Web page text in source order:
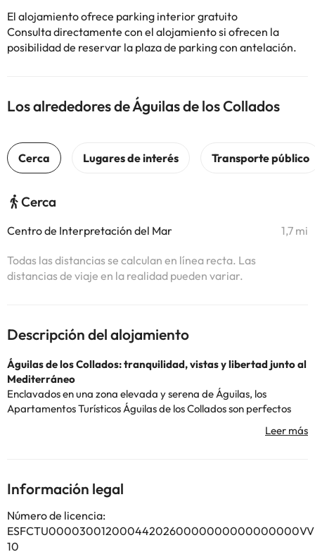
El alojamiento ofrece parking interior gratuito
Consulta directamente con el alojamiento si ofrecen la
posibilidad de reservar la plaza de parking con antelación.
Los alrededores de Águilas de los Collados
Cerca
Centro de Interpretación del Mar 1,7 mi
Todas las distancias se calculan en línea recta. Las
distancias de viaje en la realidad pueden variar.
Descripción del alojamiento
Águilas de los Collados: tranquilidad, vistas y libertad junto al
Mediterráneo
Enclavados en una zona elevada y serena deÁguilas, los
Apartamentos Turísticos Águilas de los Collados son perfectos
para quienes buscan desconectar sin renunciar al mar. Su
ubicación ofrece bonitas vistas y fácil acceso en coche a playas y
cocina completa, terraza y zonas luminosas pensadas para el
descanso. Además, dispone de piscina exterior y áreas comunes
donde relajarse bajo el sol.
A pocos minutos encontrarás supermercados, restaurantes y
espacios naturales ideales para pasear o practicar actividades al
Información legal
Número de licencia:
10